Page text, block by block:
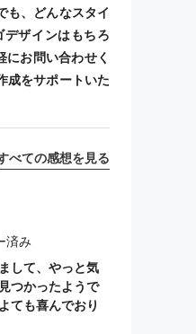
も、どんなスタイ
ザインはもちろ
お問い合わせく
成をサポートいた
べての感想を見る
済み
して、やっと気
つかったようで
ても喜んでおり